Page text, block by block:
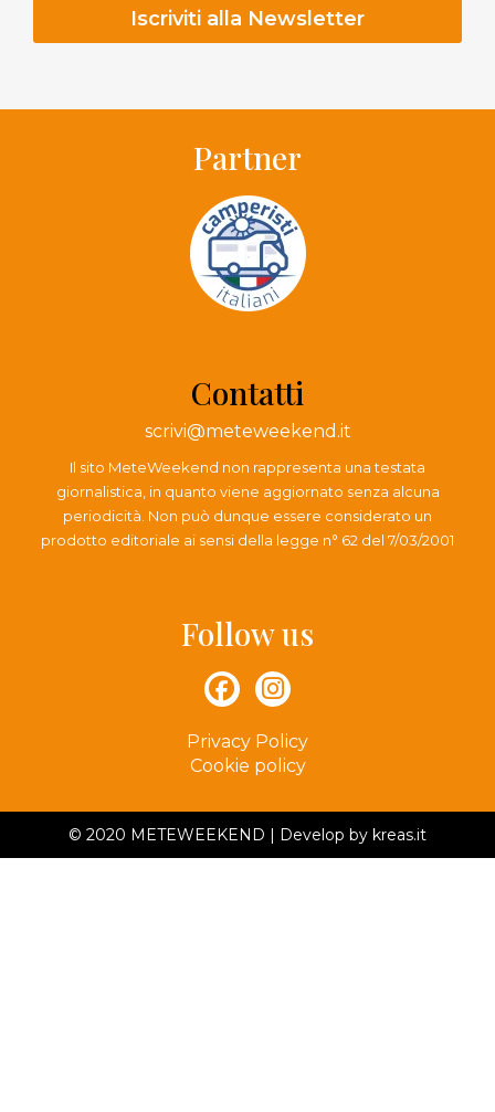
Partner
Contatti
scrivi@meteweekend.it
Il sito MeteWeekend non rappresenta una testata
giornalistica, in quanto viene aggiornato senza alcuna
periodicità. Non può dunque essere considerato un
prodotto editoriale ai sensi della legge n° 62 del 7/03/2001
Follow us
Privacy Policy
Cookie policy
© 2020 METEWEEKEND | Develop by kreas.it